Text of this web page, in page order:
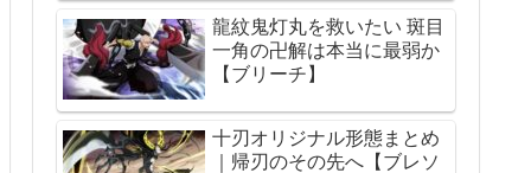
龍紋鬼灯丸を救いたい 斑目
一角の卍解は本当に最弱か
【ブリーチ】
十刃オリジナル形態まとめ
｜帰刃のその先へ【ブレソ